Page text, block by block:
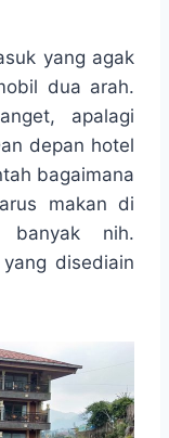
yang agak
dua arah.
apalagi
depan hotel
bagaimana
makan di
nih.
disediain